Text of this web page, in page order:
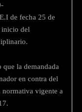
de fecha 25 de
inicio del
que la demandada
en contra del
normativa vigente a